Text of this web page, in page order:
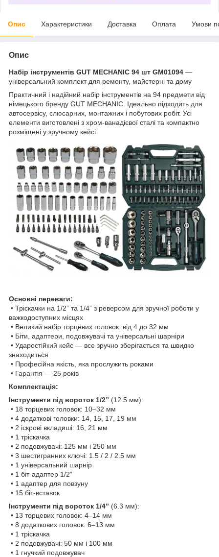
Опис Характеристики Доставка Оплата Умови
Опис
Набір інструментів GUT MECHANIC 94 шт GM01094 —
універсальний комплект для ремонту, майстерні та дому
Практичний і надійний набір інструментів на 94 предмети від
німецького бренду GUT MECHANIC. Ідеально підходить для
автосервісу, слюсарних, монтажних і побутових робіт. Усі
елементи виготовлені з хром-ванадієвої сталі та компактно
розміщені у зручному кейсі.
Основні переваги:
• Тріскачки на 1/2” та 1/4” з реверсом для зручної роботи у
важкодоступних місцях
• Великий набір торцевих головок: від 4 до 32 мм
• Біти, адаптери, подовжувачі та універсальні шарніри
• Ударостійкий кейс — все зручно зберігається та швидко
знаходиться
• Професійна якість, яка прослужить роками
• Гарантія — 25 років
Комплектація:
Інструменти під вороток 1/2” (12.5 мм):
• 18 торцевих головок: 10–32 мм
• 4 додаткові головки: 14, 15, 17, 19 мм
• 2 іскрові вкладиші: 16, 21 мм
• 1 тріскачка
• 2 подовжувачі: 125 мм і 250 мм
• 3 шестигранних ключі: 1.5 / 2 / 2.5 мм
• 1 універсальний шарнір
• 1 біт-адаптер 1/2”
• 1 адаптер для повзуну
• 15 біт-вставок
Інструменти під вороток 1/4” (6.3 мм):
• 13 торцевих головок: 4–14 мм
• 8 додаткових головок: 6–13 мм
• 1 тріскачка
• 2 подовжувачі: 50 мм і 100 мм
• 1 гнучкий подовжувач